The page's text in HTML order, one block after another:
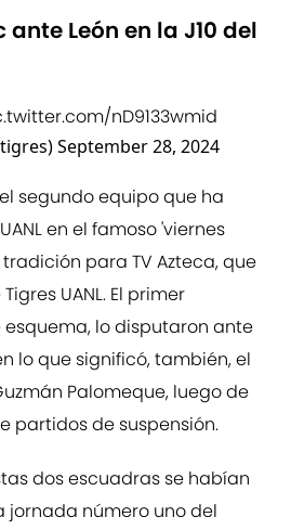
ante León en la J10 del
nD9133wmid
September 28, 2024
segundo equipo que ha
en el famoso 'viernes
para TV Azteca, que
UANL. El primer
lo disputaron ante
lo que significó, también, el
Palomeque, luego de
partidos de suspensión.
dos escuadras se habían
jornada número uno del